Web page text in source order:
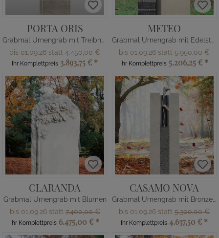
PORTA ORIS
Grabmal Urnengrab mit Treibholz
bis 01.09.26 statt 4.450,00 €
Ihr Komplettpreis 3.893,75 € *
METEO
Grabmal Urnengrab mit Edelstahl Kreuz
bis 01.09.26 statt 5.950,00 €
Ihr Komplettpreis 5.206,25 € *
CLARANDA
Grabmal Urnengrab mit Blumen
bis 01.09.26 statt7.400,00 €
Ihr Komplettpreis 6.475,00 € *
CASAMO NOVA
Grabmal Urnengrab mit Bronze Calla
bis 01.09.26 statt 5.300,00 €
Ihr Komplettpreis 4.637,50 € *